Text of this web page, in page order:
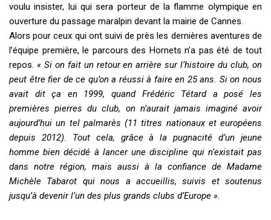
voulu insister, lui qui sera porteur de la flamme olympique en
ouverture du passage maralpin devant la mairie de Cannes.
Alors pour ceux qui ont suivi de près les dernières aventures de
l’équipe première, le parcours des Hornets n’a pas été de tout
repos. « Si on fait un retour en arrière sur l’histoire du club, on
peut être fier de ce qu’on a réussi à faire en 25 ans. Si on nous
avait dit ça en 1999, quand Frédéric Tétard a posé les
premières pierres du club, on n’aurait jamais imaginé avoir
aujourd’hui un tel palmarès (11 titres nationaux et européens
depuis 2012). Tout cela, grâce à la pugnacité d’un jeune
homme bien décidé à lancer une discipline qui n’existait pas
dans notre région, mais aussi à la confiance de Madame
Michèle Tabarot qui nous a accueillis, suivis et soutenus
jusqu’à devenir l’un des plus grands clubs d’Europe ».